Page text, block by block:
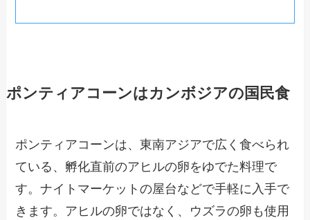
ポンティアコーンはカンボジアの国民食
ポンティアコーンは、東南アジアで広く食べられ
ている、孵化直前のアヒルの卵をゆでた料理で
す。ナイトマーケットの屋台などで手軽に入手で
きます。アヒルの卵ではなく、ウズラの卵も使用